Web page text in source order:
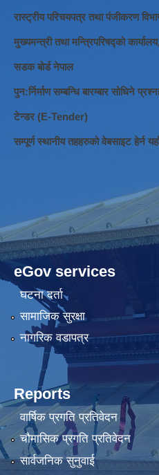
रास्ट्रीय परिचयपत्र तथा पंजीकरण
मुख्यमन्त्री तथा मन्त्रिपरिषद्को
सडक बोर्ड नेपाल
पुन:र्निर्माण सम्बन्धि बारम्बार सोधिने
टेन्डर (E-Tender)
सम्पूर्ण स्थानीय तहहरुको वेबसाइट हेर्न
eGov services
घटना दर्ता
सामाजिक सुरक्षा
नागरिक वडापत्र
Reports
वार्षिक प्रगति प्रतिवेदन
चौमासिक प्रगति प्रतिवेदन
सार्वजनिक सुनुवाई